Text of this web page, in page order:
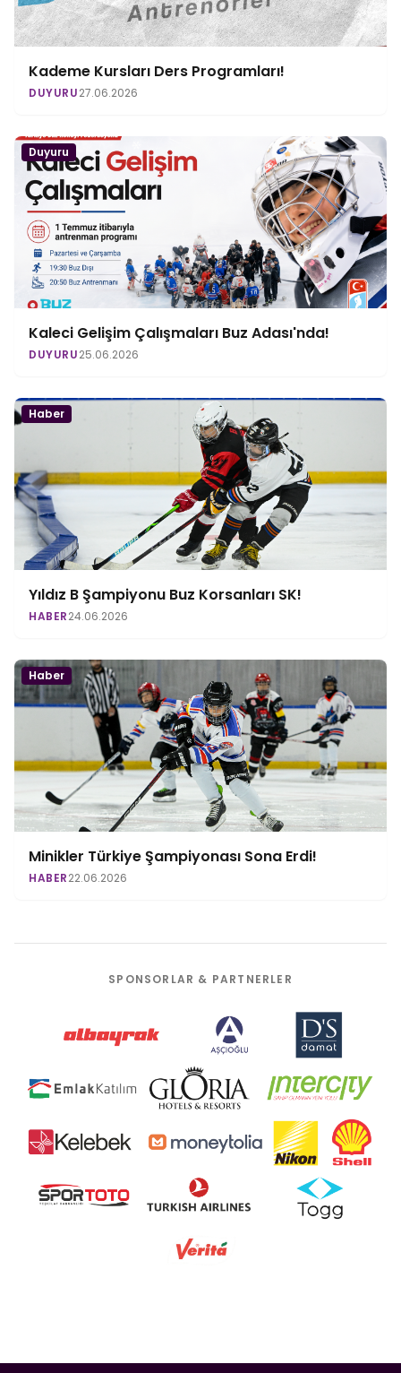
Kademe Kursları Ders Programları!
DUYURU27.06.2026
Duyuru
Kaleci Gelişim Çalışmaları Buz Adası'nda!
DUYURU25.06.2026
Haber
Yıldız B Şampiyonu Buz Korsanları SK!
HABER24.06.2026
Haber
Minikler Türkiye Şampiyonası Sona Erdi!
HABER22.06.2026
SPONSORLAR & PARTNERLER